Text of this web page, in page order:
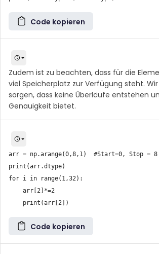
Code kopieren
Zudem ist zu beachten, dass für die
viel Speicherplatz zur Verfügung steht.
sorgen, dass keine Überläufe entstehen
Genauigkeit bietet.
arr = np.arange(0,8,1)  #Start=0, Stop
print(arr.dtype)
for i in range(1,32):
    arr[2]*=2
Code kopieren